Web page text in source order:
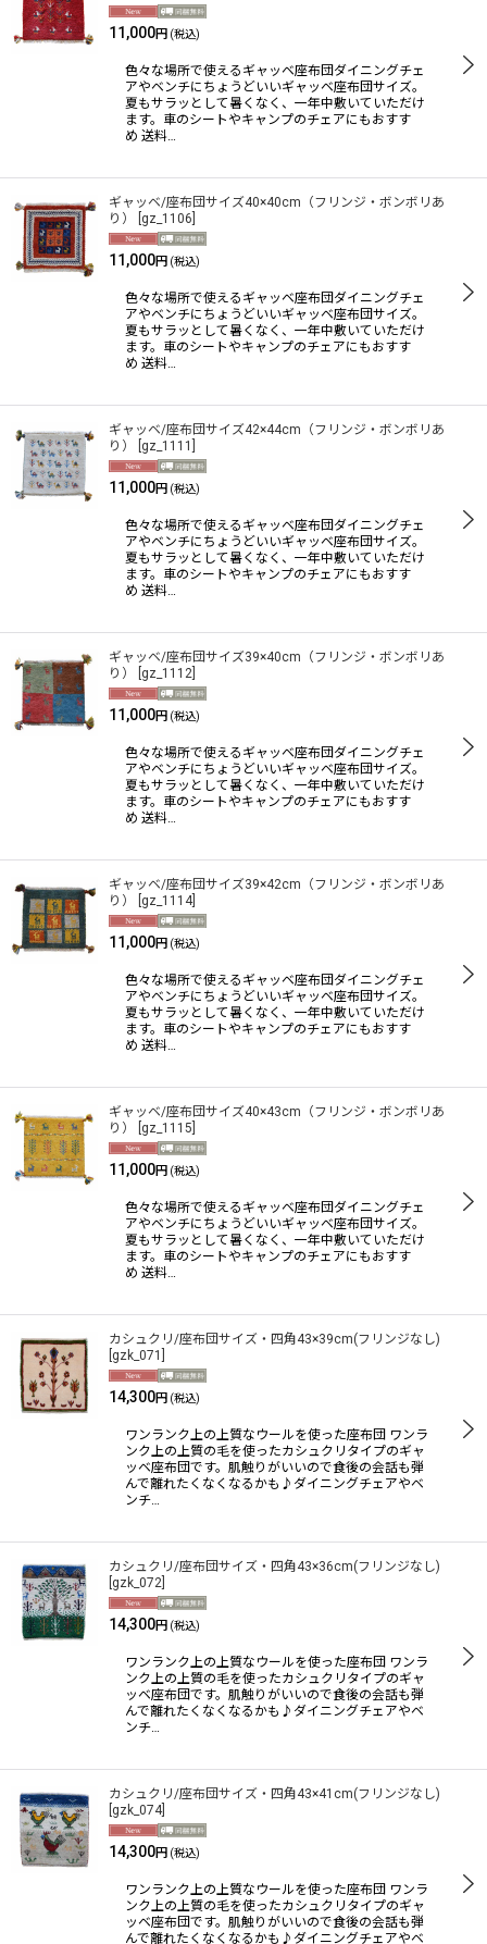
並び順:
絞り込む
11,000円 (税込)
色々な場所で使えるギャッベ座布団ダイニングチェ
アやベンチにちょうどいいギャッベ座布団サイズ。
夏もサラッとして暑くなく、一年中敷いていただけ
ます。車のシートやキャンプのチェアにもおすす
め 送料…
ギャッベ/座布団サイズ40×40cm（フリンジ・ボンボリあ
り）
gz_1106
11,000円 (税込)
色々な場所で使えるギャッベ座布団ダイニングチェ
アやベンチにちょうどいいギャッベ座布団サイズ。
夏もサラッとして暑くなく、一年中敷いていただけ
ます。車のシートやキャンプのチェアにもおすす
め 送料…
ギャッベ/座布団サイズ42×44cm（フリンジ・ボンボリあ
り）
gz_1111
11,000円 (税込)
色々な場所で使えるギャッベ座布団ダイニングチェ
アやベンチにちょうどいいギャッベ座布団サイズ。
夏もサラッとして暑くなく、一年中敷いていただけ
ます。車のシートやキャンプのチェアにもおすす
め 送料…
ギャッベ/座布団サイズ39×40cm（フリンジ・ボンボリあ
り）
gz_1112
11,000円 (税込)
色々な場所で使えるギャッベ座布団ダイニングチェ
アやベンチにちょうどいいギャッベ座布団サイズ。
夏もサラッとして暑くなく、一年中敷いていただけ
ます。車のシートやキャンプのチェアにもおすす
め 送料…
ギャッベ/座布団サイズ39×42cm（フリンジ・ボンボリあ
り）
gz_1114]
11,000円 (税込)
色々な場所で使えるギャッベ座布団ダイニングチェ
アやベンチにちょうどいいギャッベ座布団サイズ。
夏もサラッとして暑くなく、一年中敷いていただけ
ます。車のシートやキャンプのチェアにもおすす
め 送料…
ギャッベ/座布団サイズ40×43cm（フリンジ・ボンボリあ
り）
gz_1115
11,000円 (税込)
色々な場所で使えるギャッベ座布団ダイニングチェ
アやベンチにちょうどいいギャッベ座布団サイズ。
夏もサラッとして暑くなく、一年中敷いていただけ
ます。車のシートやキャンプのチェアにもおすす
め 送料…
カシュクリ/座布団サイズ・四角43×39cm(フリンジなし)
gzk_071
14,300円 (税込)
ワンランク上の上質なウールを使った座布団 ワンラ
ンク上の上質の毛を使ったカシュクリタイプのギャ
ッベ座布団です。肌触りがいいので食後の会話も弾
んで離れたくなくなるかも♪ダイニングチェアやベ
ンチ…
カシュクリ/座布団サイズ・四角43×36cm(フリンジなし)
gzk_072
14,300円 (税込)
ワンランク上の上質なウールを使った座布団 ワンラ
ンク上の上質の毛を使ったカシュクリタイプのギャ
ッベ座布団です。肌触りがいいので食後の会話も弾
んで離れたくなくなるかも♪ダイニングチェアやベ
ンチ…
カシュクリ/座布団サイズ・四角43×41cm(フリンジなし)
gzk_074]
14,300円 (税込)
ワンランク上の上質なウールを使った座布団 ワンラ
ンク上の上質の毛を使ったカシュクリタイプのギャ
ッベ座布団です。肌触りがいいので食後の会話も弾
んで離れたくなくなるかも♪ダイニングチェアやベ